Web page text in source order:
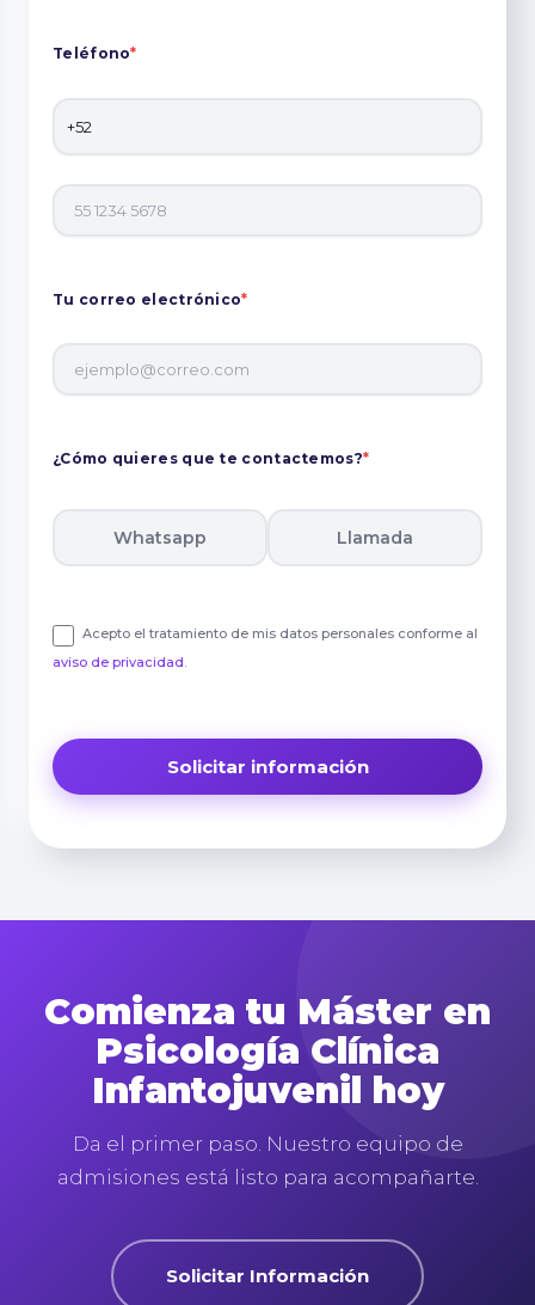
Teléfono*
Tu correo electrónico*
¿Cómo quieres que te contactemos?*
Whatsapp Llamada
Acepto el tratamiento de mis datos personales conforme al
aviso de privacidad.
Comienza tu Máster en
Psicología Clínica
Infantojuvenil hoy
Da el primer paso. Nuestro equipo de
admisiones está listo para acompañarte.
Solicitar Información